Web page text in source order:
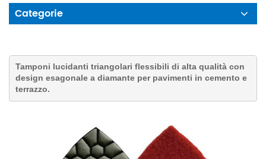
Categorie
Tamponi lucidanti triangolari flessibili di alta qualità con
design esagonale a diamante per pavimenti in cemento e
terrazzo.